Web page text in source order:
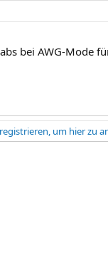
bei AWG-Mode
um hier zu